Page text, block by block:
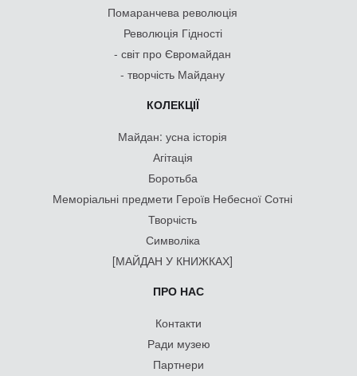
Помаранчева революція
Революція Гідності
- світ про Євромайдан
- творчість Майдану
КОЛЕКЦІЇ
Майдан: усна історія
Агітація
Боротьба
Меморіальні предмети Героїв Небесної Сотні
Творчість
Символіка
[МАЙДАН У КНИЖКАХ]
ПРО НАС
Контакти
Ради музею
Партнери